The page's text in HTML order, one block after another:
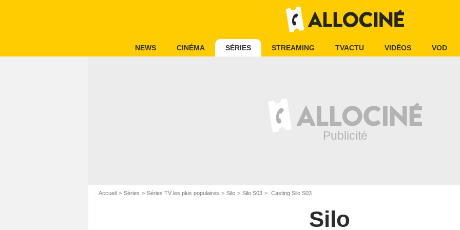
NEWS CINÉMA SÉRIES STREAMING TVACTU VIDÉOS VOD
Accueil Séries Séries TV les plus populaires Silo Silo S03 Casting Silo S03
Silo